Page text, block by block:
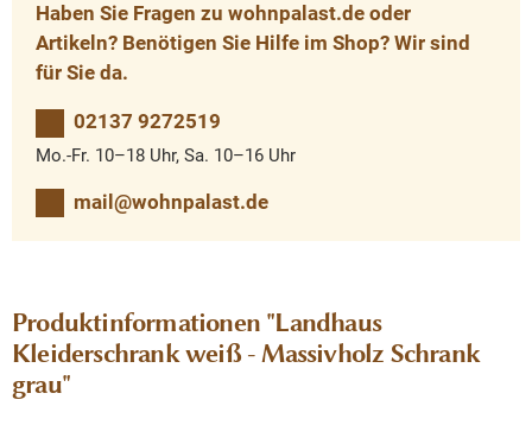
Haben Sie Fragen zu wohnpalast.de oder
Artikeln? Benötigen Sie Hilfe im Shop? Wir sind
für Sie da.
02137 9272519
Mo.-Fr. 10–18 Uhr, Sa. 10–16 Uhr
mail@wohnpalast.de
Produktinformationen "Landhaus
Kleiderschrank weiß - Massivholz Schrank
grau"